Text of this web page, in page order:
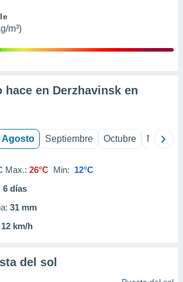
m³)
hace en Derzhavinsk en
Agosto Septiembre Octubre
Max.: 26°C Min: 12°C
6 días
31 mm
12 km/h
del sol